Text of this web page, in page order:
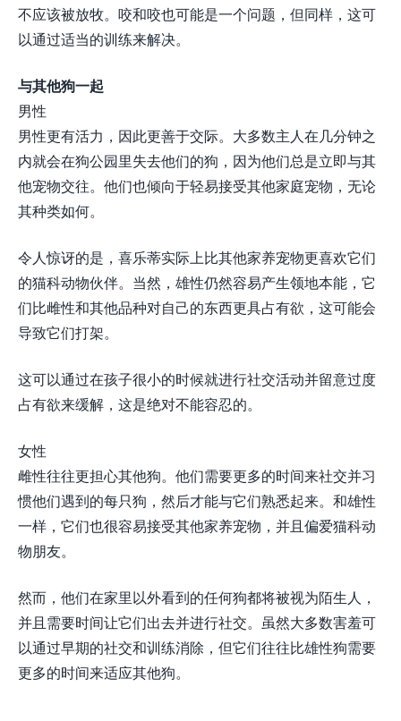
不应该被放牧。咬和咬也可能是一个问题，但同样，这可
以通过适当的训练来解决。
与其他狗一起
男性
男性更有活力，因此更善于交际。大多数主人在几分钟之
内就会在狗公园里失去他们的狗，因为他们总是立即与其
他宠物交往。他们也倾向于轻易接受其他家庭宠物，无论
其种类如何。
令人惊讶的是，喜乐蒂实际上比其他家养宠物更喜欢它们
的猫科动物伙伴。当然，雄性仍然容易产生领地本能，它
们比雌性和其他品种对自己的东西更具占有欲，这可能会
导致它们打架。
这可以通过在孩子很小的时候就进行社交活动并留意过度
占有欲来缓解，这是绝对不能容忍的。
女性
雌性往往更担心其他狗。他们需要更多的时间来社交并习
惯他们遇到的每只狗，然后才能与它们熟悉起来。和雄性
一样，它们也很容易接受其他家养宠物，并且偏爱猫科动
物朋友。
然而，他们在家里以外看到的任何狗都将被视为陌生人，
并且需要时间让它们出去并进行社交。虽然大多数害羞可
以通过早期的社交和训练消除，但它们往往比雄性狗需要
更多的时间来适应其他狗。